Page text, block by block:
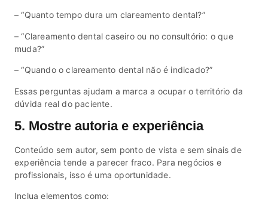
– “Quanto tempo dura um clareamento dental?”
– “Clareamento dental caseiro ou no consultório: o que
muda?”
– “Quando o clareamento dental não é indicado?”
Essas perguntas ajudam a marca a ocupar o território da
dúvida real do paciente.
5. Mostre autoria e experiência
Conteúdo sem autor, sem ponto de vista e sem sinais de
experiência tende a parecer fraco. Para negócios e
profissionais, isso é uma oportunidade.
Inclua elementos como: